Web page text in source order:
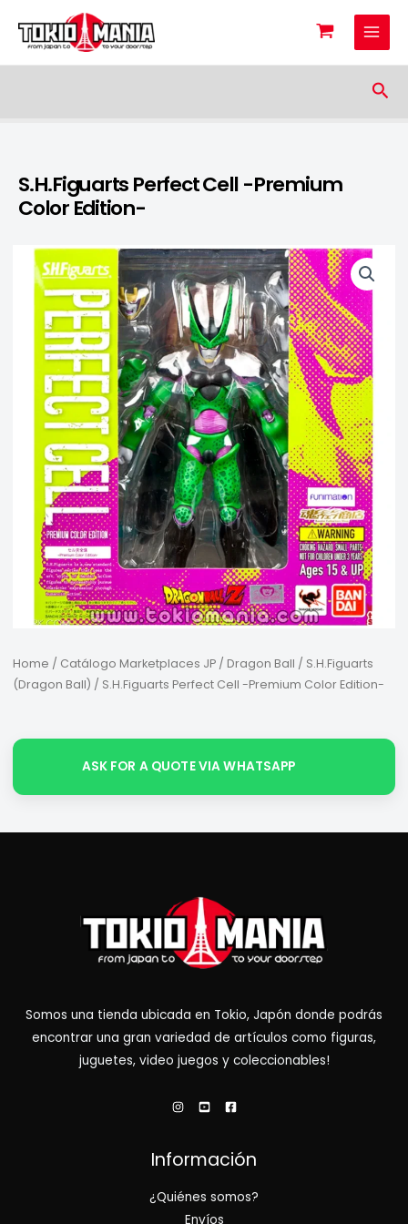
Skip to content
S.H.Figuarts Perfect Cell -Premium
Color Edition-
Home / Catálogo Marketplaces JP/ Dragon Ball / S.H.Figuarts
(Dragon Ball) / S.H.Figuarts Perfect Cell -Premium Color Edition-
ASK FOR A QUOTE VIA WHATSAPP
Somos una tienda ubicada en Tokio, Japón donde podrás
encontrar una gran variedad de artículos como figuras,
juguetes, video juegos y coleccionables!
Información
¿Quiénes somos?
Envíos